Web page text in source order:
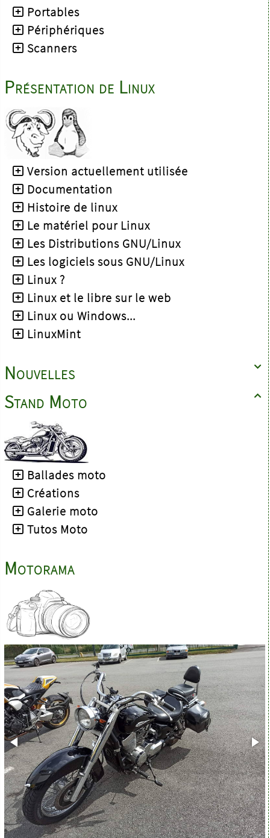
Portables
Périphériques
Scanners
Présentation de Linux
Version actuellement utilisée
Documentation
Histoire de linux
Le matériel pour Linux
Les Distributions GNU/Linux
Les logiciels sous GNU/Linux
Linux ?
Linux et le libre sur le web
Linux ou Windows...
LinuxMint

Nouvelles

Stand Moto
Ballades moto
Créations
Galerie moto
Tutos Moto
Motorama